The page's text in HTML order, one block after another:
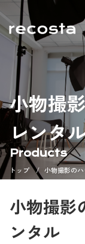
小物撮
レンタ
Products
トップ 小物撮影の
小物撮影
ンタル